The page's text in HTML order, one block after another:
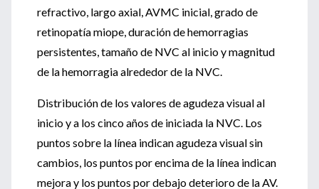
refractivo, largo axial, AVMC inicial, grado de
retinopatía miope, duración de hemorragias
persistentes, tamaño de NVC al inicio y magnitud
de la hemorragia alrededor de la NVC.
Distribución de los valores de agudeza visual al
inicio y a los cinco años de iniciada la NVC. Los
puntos sobre la línea indican agudeza visual sin
cambios, los puntos por encima de la línea indican
mejora y los puntos por debajo deterioro de la AV.